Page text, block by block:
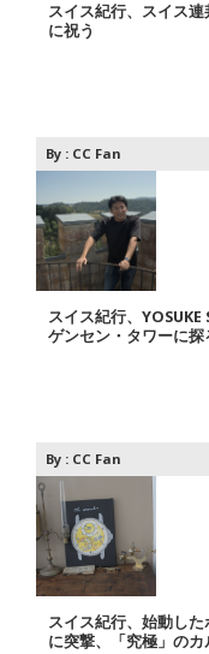
スイス紀行、スイス
に祝う
By : CC Fan
スイス紀行、
ゲンセン・タワーに探
By : CC Fan
スイス紀行、始動し
に突撃、「究極」の